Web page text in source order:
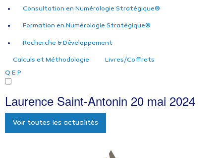
Consultation en Numérologie Stratégique®
Formation en Numérologie Stratégique®
Recherche & Développement
Calculs et Méthodologie
Livres/Coffrets
Q E P
Laurence Saint-Antonin 20 mai 2024
Voir toutes les actualités